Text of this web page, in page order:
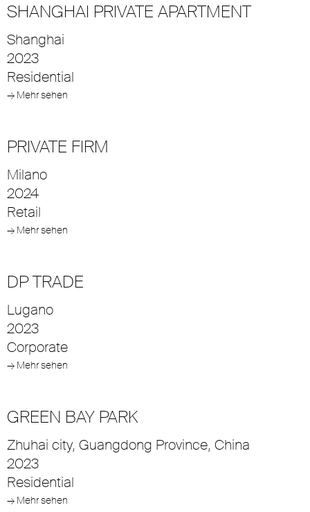
SHANGHAI PRIVATE APARTMENT
Shanghai
2023
Residential
→ Mehr sehen
PRIVATE FIRM
Milano
2024
Retail
→ Mehr sehen
DP TRADE
Lugano
2023
Corporate
→ Mehr sehen
GREEN BAY PARK
Zhuhai city, Guangdong Province, China
2023
Residential
→ Mehr sehen